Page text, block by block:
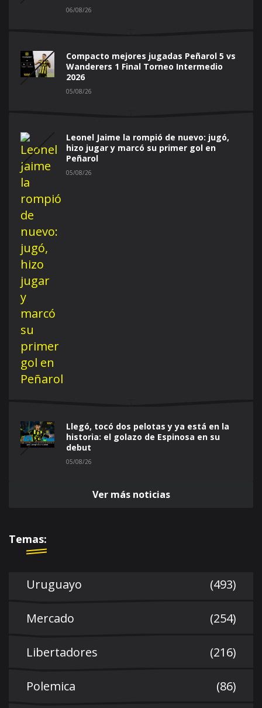
06/08/26
Compacto mejores jugadas Peñarol 5 vs
Wanderers 1 Final Torneo Intermedio
2026
05/08/26
Leonel Jaime la rompió de nuevo: jugó,
hizo jugar y marcó su primer gol en
Peñarol
05/08/26
Llegó, tocó dos pelotas y ya está en la
historia: el golazo de Espinosa en su
debut
05/08/26
Ver más noticias
Temas:
Uruguayo (493)
Mercado (254)
Libertadores (216)
Polemica (86)